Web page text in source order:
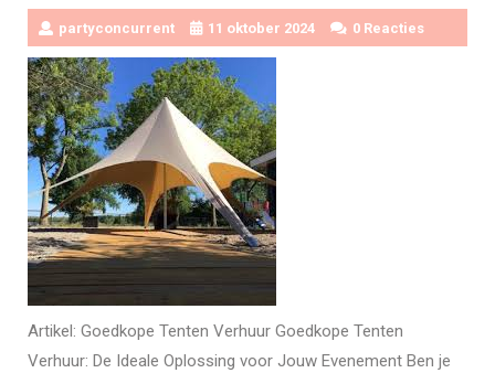
partyconcurrent 11 oktober 2024 0 Reacties
Artikel: Goedkope Tenten Verhuur Goedkope Tenten
Verhuur: De Ideale Oplossing voor Jouw Evenement Ben je